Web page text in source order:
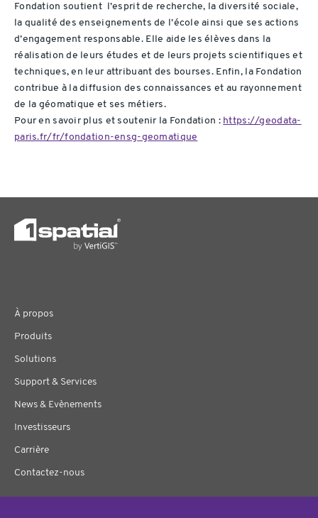
Fondation soutient l’esprit de recherche, la diversité sociale,
la qualité des enseignements de l’école ainsi que ses actions
d’engagement responsable. Elle aide les élèves dans la
réalisation de leurs études et de leurs projets scientifiques et
techniques, en leur attribuant des bourses. Enfin, la Fondation
contribue à la diffusion des connaissances et au rayonnement
de la géomatique et ses métiers.
Pour en savoir plus et soutenir la Fondation : https://geodata-
paris.fr/fr/fondation-ensg-geomatique
À propos
Produits
Solutions
Support & Services
News & Evènements
Investisseurs
Carrière
Contactez-nous